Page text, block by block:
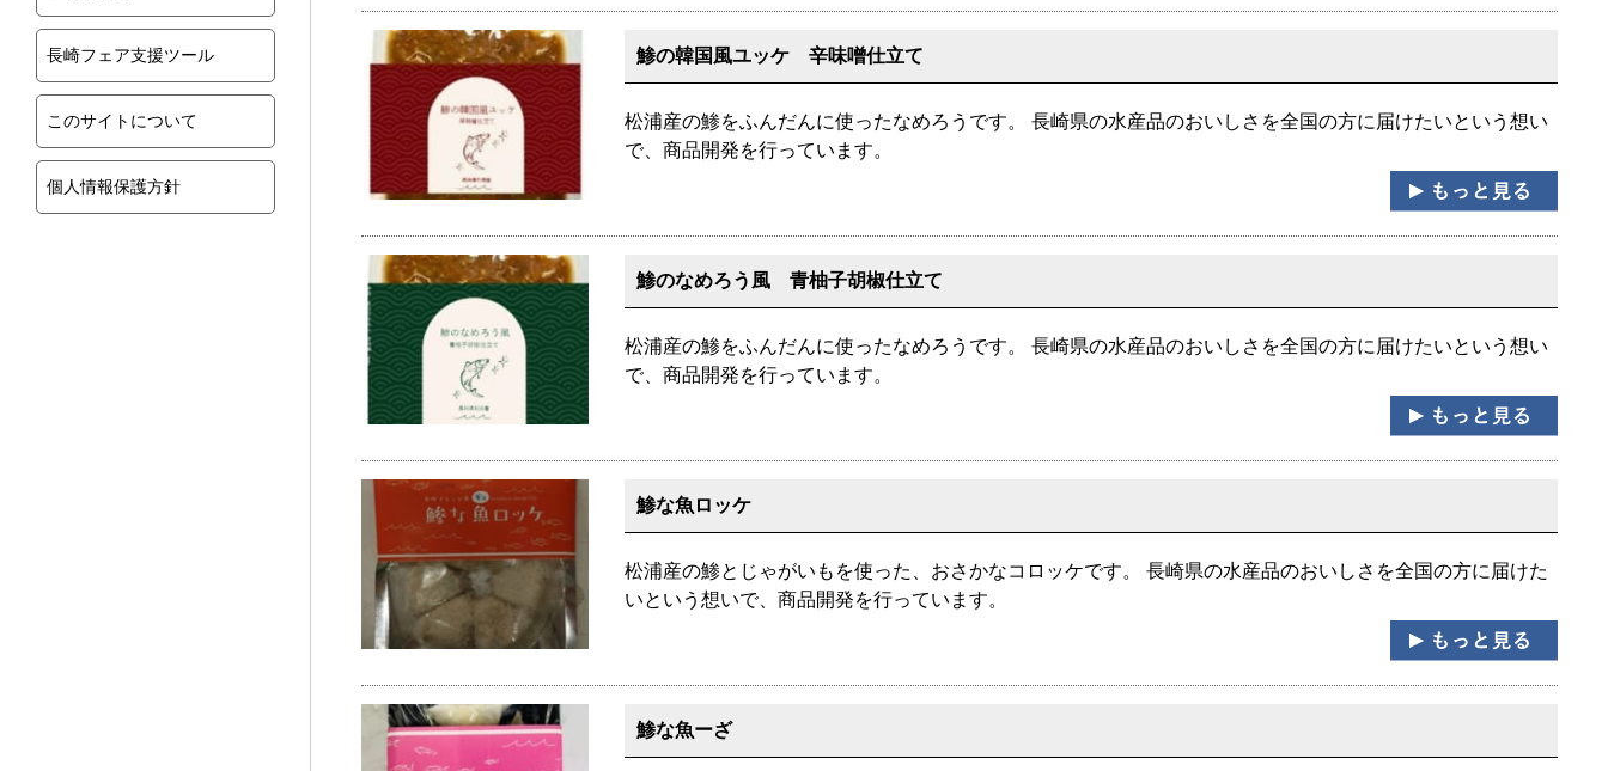
長崎フェア支援ツール
このサイトについて
個人情報保護方針
鯵の韓国風ユッケ 辛味噌仕立て
松浦産の鯵をふんだんに使ったなめろうです。 長崎県の水産品のおいしさを全国の方に届けたいという想い
で、商品開発を行っています。
鯵のなめろう風 青柚子胡椒仕立て
松浦産の鯵をふんだんに使ったなめろうです。 長崎県の水産品のおいしさを全国の方に届けたいという想い
で、商品開発を行っています。
鯵な魚ロッケ
松浦産の鯵とじゃがいもを使った、おさかなコロッケです。 長崎県の水産品のおいしさを全国の方に届けた
いという想いで、商品開発を行っています。
鯵な魚ーざ